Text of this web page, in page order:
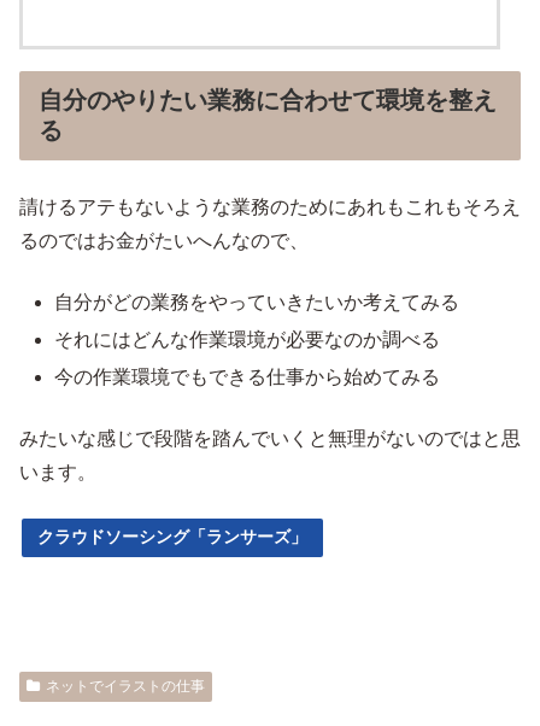
自分のやりたい業務に合わせて環境を整え
る
請けるアテもないような業務のためにあれもこれもそろえ
るのではお金がたいへんなので、
自分がどの業務をやっていきたいか考えてみる
それにはどんな作業環境が必要なのか調べる
今の作業環境でもできる仕事から始めてみる
みたいな感じで段階を踏んでいくと無理がないのではと思
います。
クラウドソーシング「ランサーズ」
ネットでイラストの仕事